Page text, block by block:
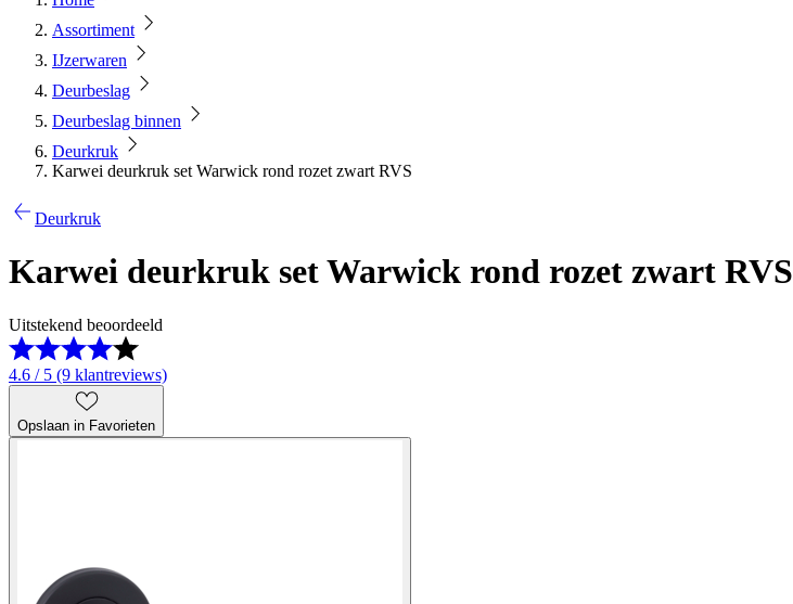
Assortiment
IJzerwaren
Deurbeslag
Deurbeslag binnen
Deurkruk
Karwei deurkruk set Warwick rond rozet zwart RVS
Deurkruk
Karwei deurkruk set Warwick rond rozet zwart RVS
Uitstekend beoordeeld
4.6 / 5 (9 klantreviews)
Opslaan in Favorieten